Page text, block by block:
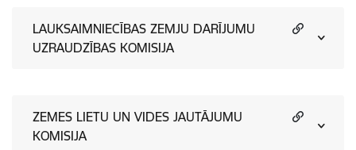
LAUKSAIMNIECĪBAS ZEMJU DARĪJUMU
UZRAUDZĪBAS KOMISIJA
ZEMES LIETU UN VIDES JAUTĀJUMU
KOMISIJA